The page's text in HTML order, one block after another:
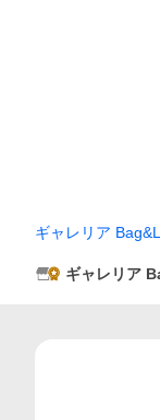
ギャレリア
ギャレリア